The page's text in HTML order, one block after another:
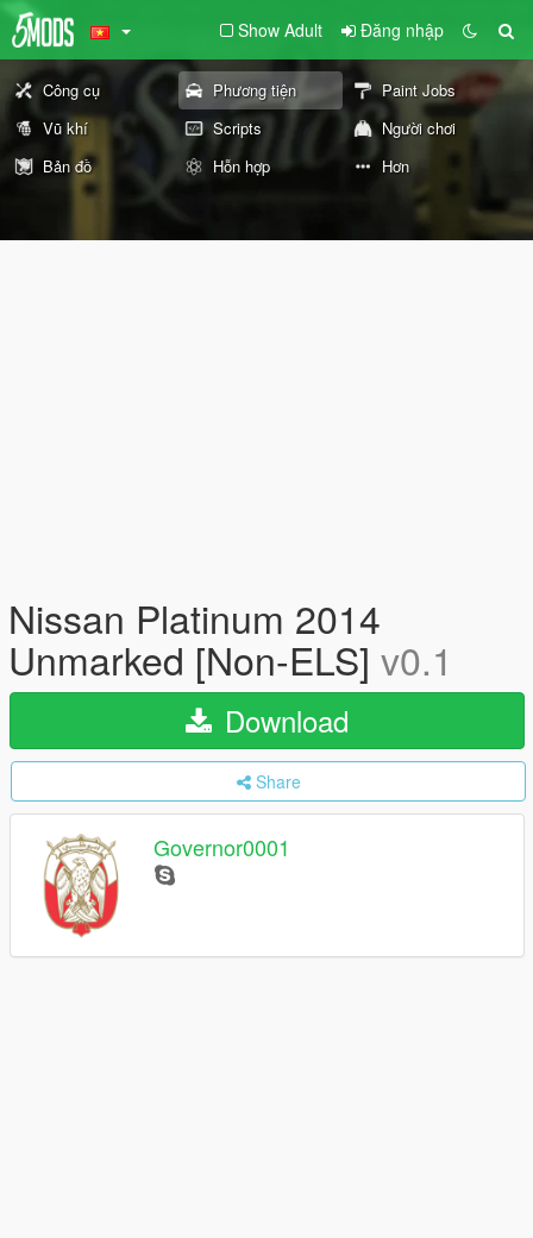
Show Adult Đăng nhập
Công cụ Phương tiện
Paint Jobs
Vũ khí
Scripts
Người chơi
Bản đồ
Hỗn hợp Hơn
Nissan Platinum 2014
Unmarked [Non-ELS] v0.1
Download
Share
Governor0001